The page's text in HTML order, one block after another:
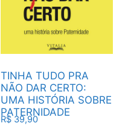
TINHA TUDO PRA
NÃO DAR CERTO:
UMA HISTÓRIA SOBRE
PATERNIDADE
R$39,90